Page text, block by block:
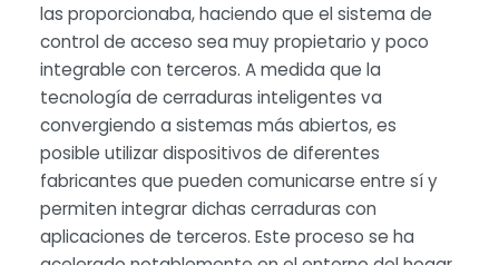
las proporcionaba, haciendo que el sistema de
control de acceso sea muy propietario y poco
integrable con terceros. A medida que la
tecnología de cerraduras inteligentes va
convergiendo a sistemas más abiertos, es
posible utilizar dispositivos de diferentes
fabricantes que pueden comunicarse entre sí y
permiten integrar dichas cerraduras con
aplicaciones de terceros. Este proceso se ha